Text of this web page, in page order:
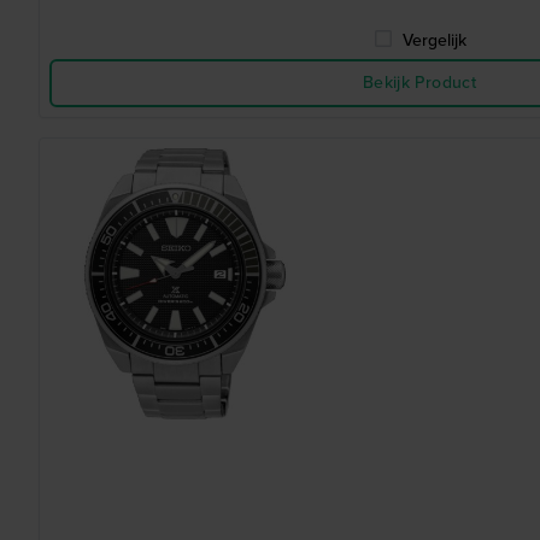
Vergelijk
Bekijk Product